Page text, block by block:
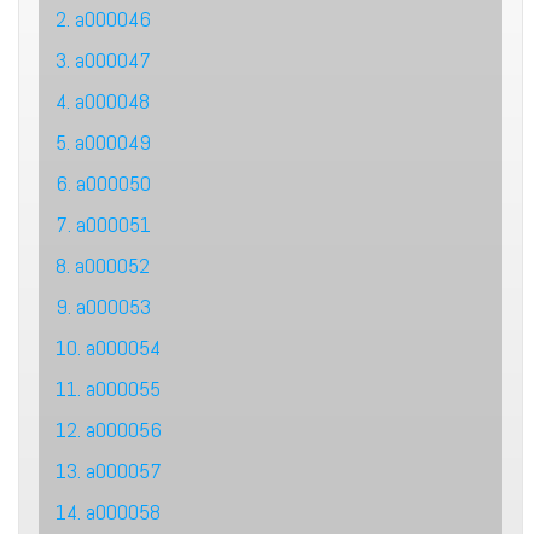
2. a000046
3. a000047
4. a000048
5. a000049
6. a000050
7. a000051
8. a000052
9. a000053
10. a000054
11. a000055
12. a000056
13. a000057
14. a000058